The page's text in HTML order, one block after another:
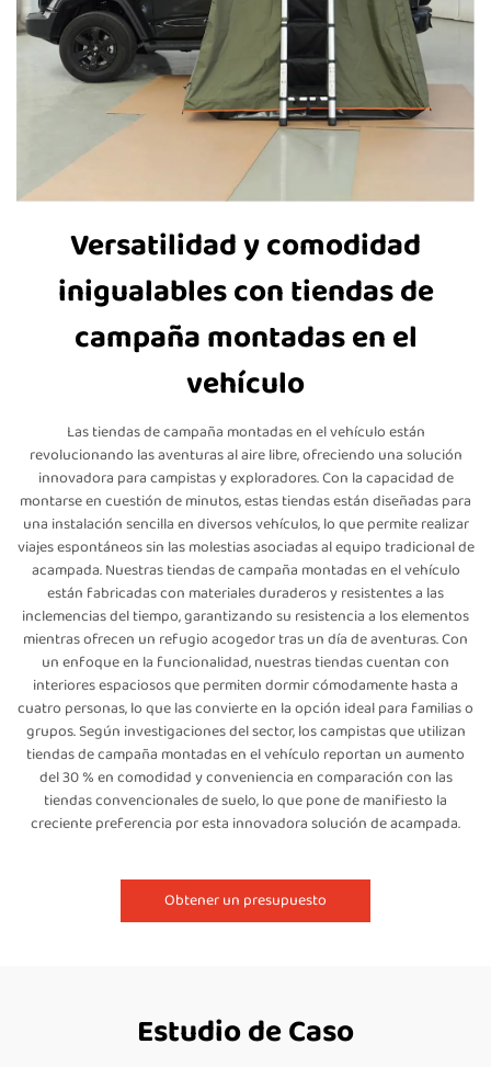
Versatilidad y comodidad
inigualables con tiendas de
campaña montadas en el
vehículo
Las tiendas de campaña montadas en el vehículo están
revolucionando las aventuras al aire libre, ofreciendo una solución
innovadora para campistas y exploradores. Con la capacidad de
montarse en cuestión de minutos, estas tiendas están diseñadas para
una instalación sencilla en diversos vehículos, lo que permite realizar
viajes espontáneos sin las molestias asociadas al equipo tradicional de
acampada. Nuestras tiendas de campaña montadas en el vehículo
están fabricadas con materiales duraderos y resistentes a las
inclemencias del tiempo, garantizando su resistencia a los elementos
mientras ofrecen un refugio acogedor tras un día de aventuras. Con
un enfoque en la funcionalidad, nuestras tiendas cuentan con
interiores espaciosos que permiten dormir cómodamente hasta a
cuatro personas, lo que las convierte en la opción ideal para familias o
grupos. Según investigaciones del sector, los campistas que utilizan
tiendas de campaña montadas en el vehículo reportan un aumento
del 30 % en comodidad y conveniencia en comparación con las
tiendas convencionales de suelo, lo que pone de manifiesto la
creciente preferencia por esta innovadora solución de acampada.
Obtener un presupuesto
Estudio de Caso